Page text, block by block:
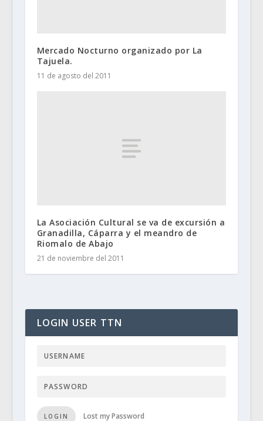
Mercado Nocturno organizado por La
Tajuela.
11 de agosto del 2011
La Asociación Cultural se va de excursión a
Granadilla, Cáparra y el meandro de
Riomalo de Abajo
21 de noviembre del 2011
LOGIN USER TTN
LOGIN Lost my Password